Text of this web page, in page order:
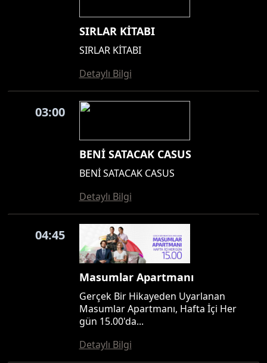
SIRLAR KİTABI
SIRLAR KİTABI
Detaylı Bilgi
03:00
BENİ SATACAK CASUS
BENİ SATACAK CASUS
Detaylı Bilgi
04:45
Masumlar Apartmanı
Gerçek Bir Hikayeden Uyarlanan
Masumlar Apartmanı, Hafta İçi Her
gün 15.00'da...
Detaylı Bilgi